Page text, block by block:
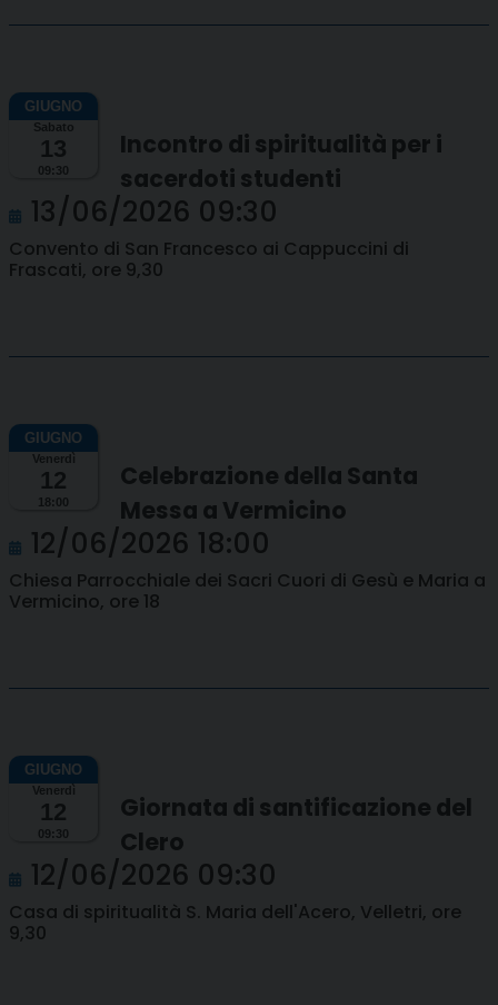
Sabato
13
09:30
Incontro di spiritualità per i
sacerdoti studenti
13/06/2026 09:30
Convento di San Francesco ai Cappuccini di
Frascati, ore 9,30
Venerdì
12
18:00
Celebrazione della Santa
Messa a Vermicino
12/06/2026 18:00
Chiesa Parrocchiale dei Sacri Cuori di Gesù e Maria a
Vermicino, ore 18
Venerdì
12
09:30
Giornata di santificazione del
Clero
12/06/2026 09:30
Casa di spiritualità S. Maria dell'Acero, Velletri, ore
9,30